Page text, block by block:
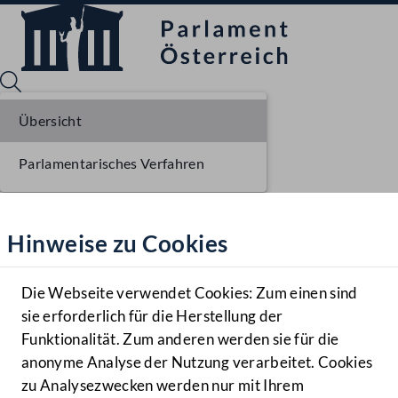
Hilfe
Benutzer
Navigationsmenü öffnen
MENÜ
Hinweise zu Cookies
Die Webseite verwendet Cookies: Zum einen sind
sie erforderlich für die Herstellung der
Funktionalität. Zum anderen werden sie für die
anonyme Analyse der Nutzung verarbeitet. Cookies
zu Analysezwecken werden nur mit Ihrem
Übersicht
Parlamentarisches Verfahren